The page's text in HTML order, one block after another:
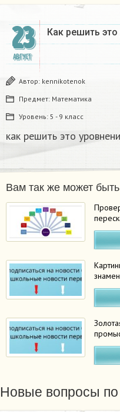
23
АВГУСТ
Как решить это
Автор: kennikotenok
Предмет: Математика
Уровень: 5 - 9 класс
как решить это
Вам так же может
Новые вопросы по